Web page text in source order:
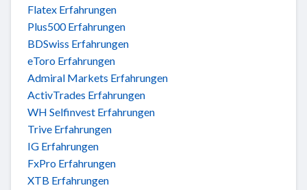
Flatex Erfahrungen
Plus500 Erfahrungen
BDSwiss Erfahrungen
eToro Erfahrungen
Admiral Markets Erfahrungen
ActivTrades Erfahrungen
WH Selfinvest Erfahrungen
Trive Erfahrungen
IG Erfahrungen
FxPro Erfahrungen
XTB Erfahrungen